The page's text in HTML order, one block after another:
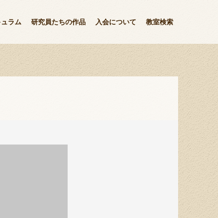
ラム 研究員たちの作品 入会について 教室検索